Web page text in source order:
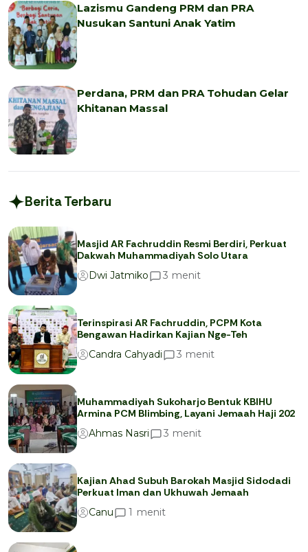
Lazismu Gandeng PRM dan PRA
Nusukan Santuni Anak Yatim
Perdana, PRM dan PRA Tohudan Gelar
Khitanan Massal
Berita Terbaru
Masjid AR Fachruddin Resmi Berdiri, Perkuat
Dakwah Muhammadiyah Solo Utara
Dwi Jatmiko
3 menit
Terinspirasi AR Fachruddin, PCPM Kota
Bengawan Hadirkan Kajian Nge-Teh
Candra Cahyadi
3 menit
Muhammadiyah Sukoharjo Bentuk KBIHU
Armina PCM Blimbing, Layani Jemaah Haji 202
Ahmas Nasri
3 menit
Kajian Ahad Subuh Barokah Masjid Sidodadi
Perkuat Iman dan Ukhuwah Jemaah
Canu
1 menit